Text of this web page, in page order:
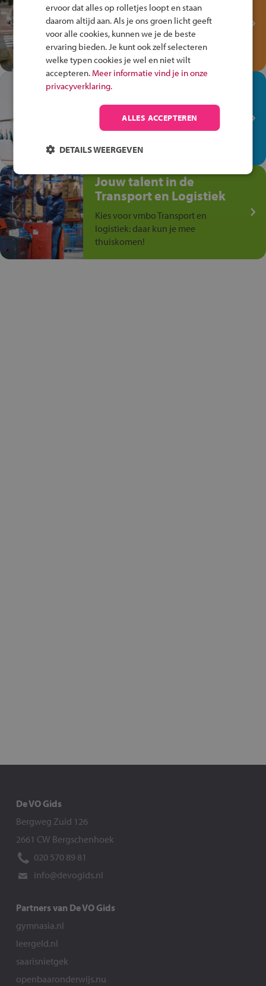
Fiets Veilig
Verkeersspel!
Speel het Fiets Veilig Verkeersspel
en win een Cortina-fiets!
In de winkel ben je op je
plek!
Ontdek via het vmbo jouw talent
op de winkelvloer, waar elke dag
anders is!
Jouw talent in de
Transport en Logistiek
Kies voor vmbo Transport en
logistiek: daar kun je mee
thuiskomen!
De VO Gids
Bergweg Zuid 126
2661 CW Bergschenhoek
020 570 89 81
info@devogids.nl
Partners van De VO Gids
gymnasia.nl
leergeld.nl
saarisnietgek
openbaaronderwijs.nu
ervoor dat alles op rolletjes loopt en staan
daarom altijd aan. Als je ons groen licht geeft
voor alle cookies, kunnen we je de beste
ervaring bieden. Je kunt ook zelf selecteren
welke typen cookies je wel en niet wilt
accepteren. Meer informatie vind je in onze
privacyverklaring.
ALLES ACCEPTEREN
DETAILS WEERGEVEN